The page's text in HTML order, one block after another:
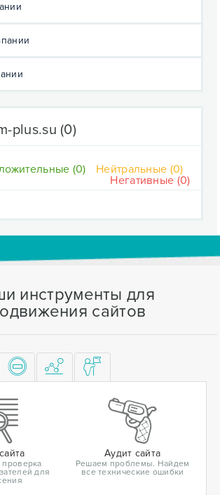
plus.su (0)
(0)
Нейтральные (0)
Негативные (0)
инструменты для
сайтов
для
Аудит сайта
Решаем проблемы. Найдем
все технические ошибки